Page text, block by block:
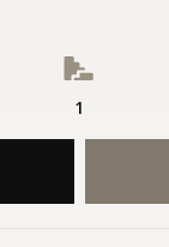
1